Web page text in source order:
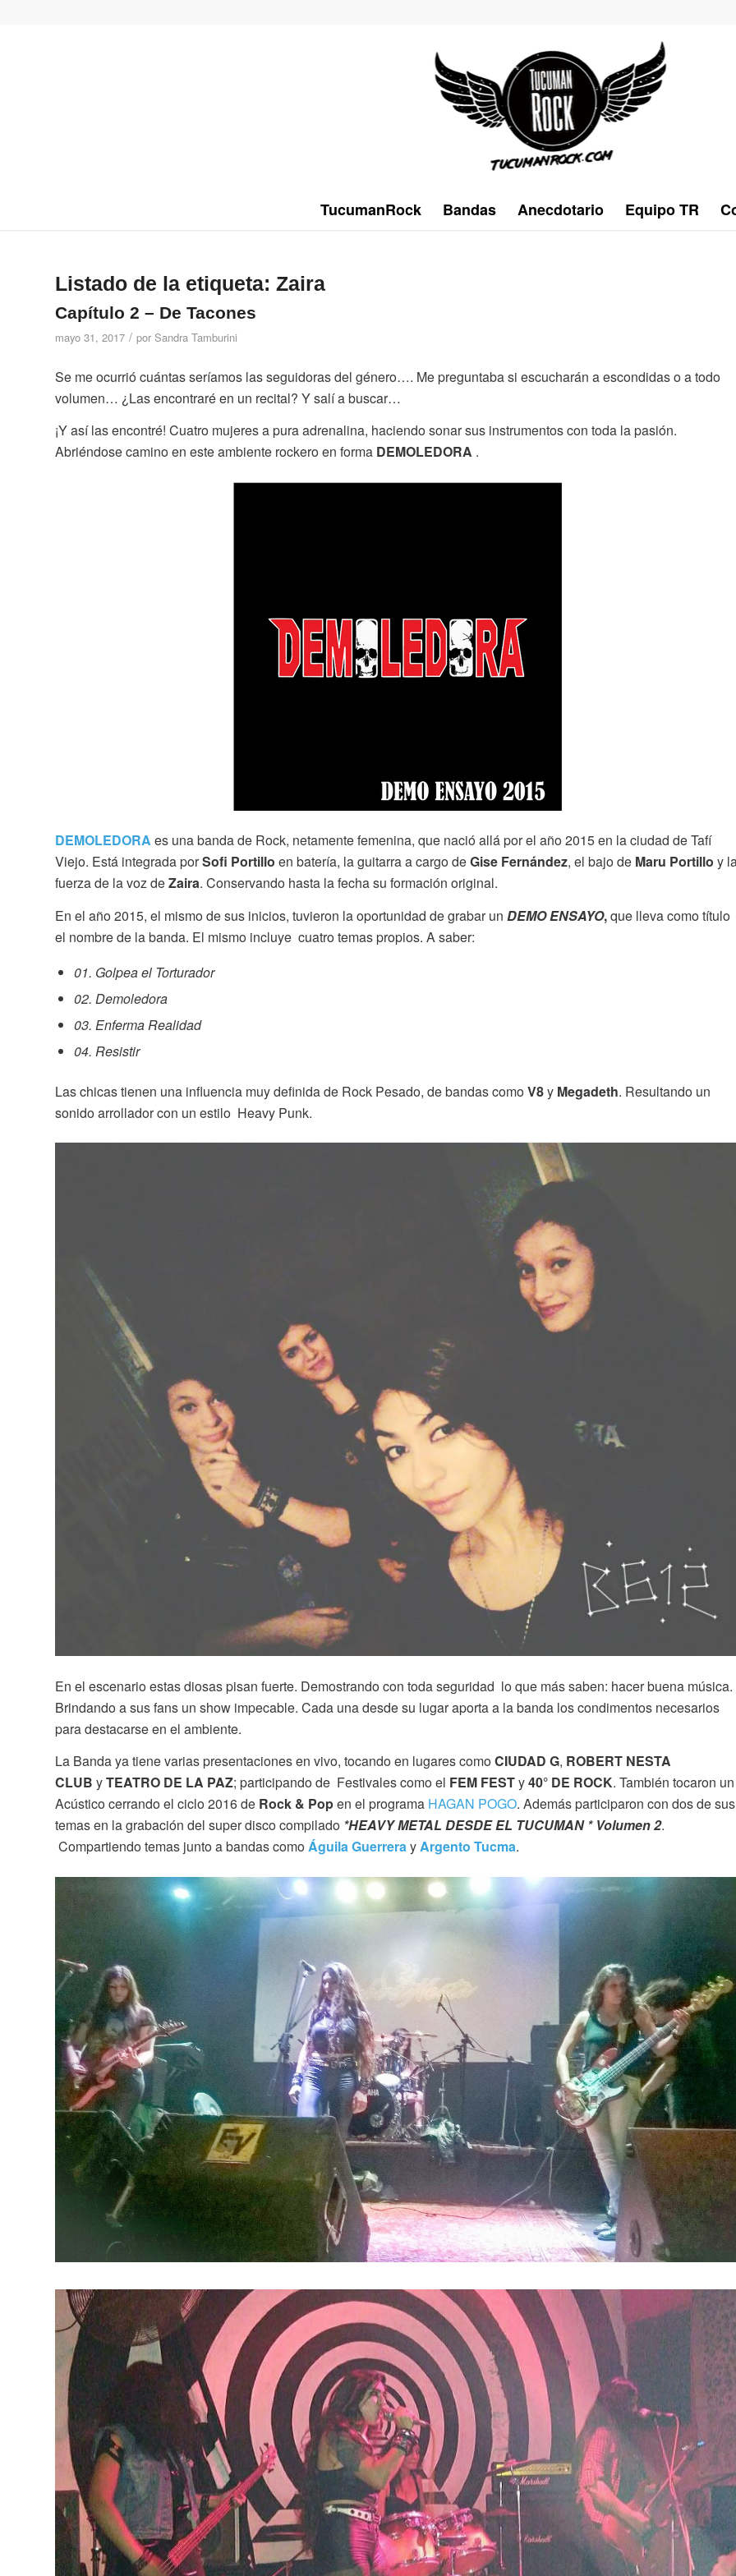
TucumanRock Bandas Anecdotario Equipo TR
Listado de la etiqueta: Zaira
Capítulo 2 – De Tacones
mayo 31, 2017 / por Sandra Tamburini
Se me ocurrió cuántas seríamos las seguidoras del género…. Me preguntaba si escucharán a escondidas o a todo
volumen… ¿Las encontraré en un recital? Y salí a buscar…
¡Y así las encontré! Cuatro mujeres a pura adrenalina, haciendo sonar sus instrumentos con toda la pasión.
Abriéndose camino en este ambiente rockero en forma DEMOLEDORA .
DEMOLEDORA es una banda de Rock, netamente femenina, que nació allá por el año 2015 en la ciudad de Tafí
Viejo. Está integrada porSofi Portillo en batería, la guitarra a cargo deGise Fernández, el bajo de Maru Portillo y
fuerza de la voz deZaira. Conservando hasta la fecha su formación original.
En el año 2015, el mismo de sus inicios, tuvieron la oportunidad de grabar un DEMO ENSAYO,que lleva como título
el nombre de la banda. El mismo incluye cuatro temas propios. A saber:
01. Golpea el Torturador
02. Demoledora
03. Enferma Realidad
04. Resistir
Las chicas tienen una influencia muy definida de Rock Pesado, de bandas comoV8y Megadeth. Resultando un
sonido arrollador con un estilo Heavy Punk.
En el escenario estas diosas pisan fuerte. Demostrando con toda seguridad lo que más saben: hacer buena música.
Brindando a sus fans un show impecable. Cada una desde su lugar aporta a la banda los condimentos necesarios
para destacarse en el ambiente.
La Banda ya tiene varias presentaciones en vivo, tocando en lugares comoCIUDAD G, ROBERT NESTA
CLUB yTEATRO DE LA PAZ; participando de Festivales como el FEM FESTy40° DE ROCK. También tocaron un
Acústico cerrando el ciclo 2016 de Rock & Popen el programa HAGAN POGO. Además participaron con dos de sus
temas en la grabación del super disco compilado *HEAVY METAL DESDE EL TUCUMAN * Volumen 2.
Compartiendo temas junto a bandas comoÁguila GuerrerayArgento Tucma.